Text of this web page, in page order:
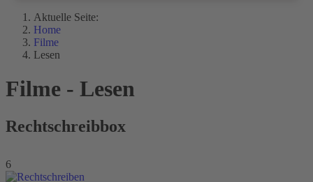
Aktuelle Seite:
Home
Filme
Lesen
Filme - Lesen
Rechtschreibbox
6